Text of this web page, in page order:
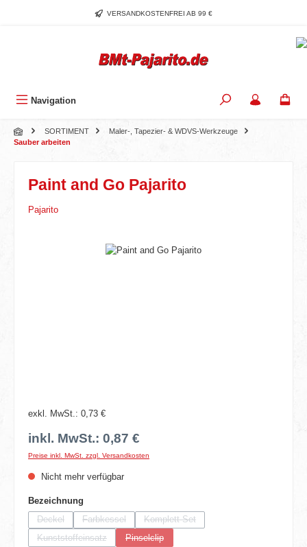
Zum Hauptinhalt springenVERSANDKOSTENFREI AB 99 €
Navigation
SORTIMENT
Maler-, Tapezier- & WDVS-Werkzeuge
Sauber arbeiten
Paint and Go Pajarito
Pajarito
Bildergalerie überspringen
exkl. MwSt.: 0,73 €
inkl. MwSt.: 0,87 €
Preise inkl. MwSt. zzgl. Versandkosten
Nicht mehr verfügbar
Bezeichnung
Deckel
(Diese Option ist zurzeit nicht verfügbar.)
Farbkessel
(Diese Option ist zurzeit nicht verfügbar.)
Komplett-Set
(Diese Option ist zurzeit nicht verfügbar.)
Kunststoffeinsatz
(Diese Option ist zurzeit nicht verfügbar.)
Pinselclip
(Diese Option ist zurzeit nicht verfügbar.)